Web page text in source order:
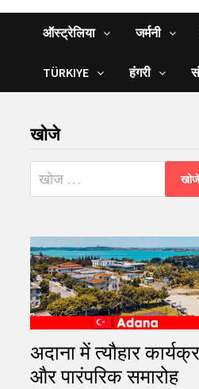
ऑस्ट्रेलिया जर्मनी
TÜRKIYE हंगरी
खोजे
निम्न
को
अदाना में त्यौहार
और पारंपरिक समारोह